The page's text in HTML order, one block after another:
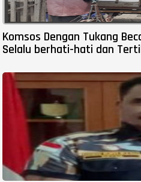
Komsos Dengan Tukang
Selalu berhati-hati dan